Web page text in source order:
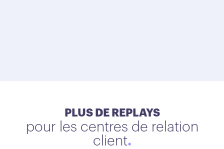
PLUS DE REPLAYS
pour les centres de relation
client